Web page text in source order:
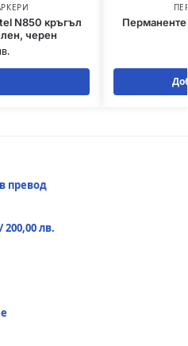
N850 кръгъл
черен
превод
лв.